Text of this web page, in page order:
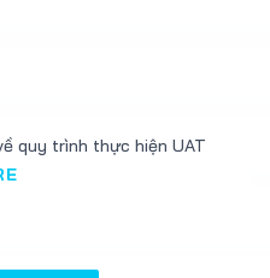
quy trình thực hiện UAT